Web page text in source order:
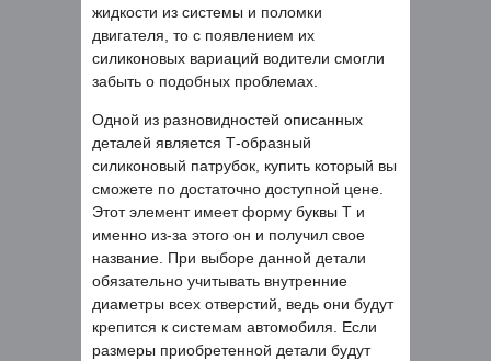
жидкости из системы и поломки
двигателя, то с появлением их
силиконовых вариаций водители смогли
забыть о подобных проблемах.
Одной из разновидностей описанных
деталей является Т-образный
силиконовый патрубок, купить который вы
сможете по достаточно доступной цене.
Этот элемент имеет форму буквы Т и
именно из-за этого он и получил свое
название. При выборе данной детали
обязательно учитывать внутренние
диаметры всех отверстий, ведь они будут
крепится к системам автомобиля. Если
размеры приобретенной детали будут